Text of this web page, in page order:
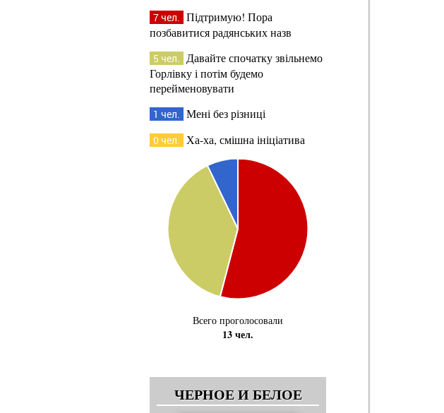
7 чел. Підтримую! Пора
позбавитися радянських назв
5 чел. Давайте спочатку звільнемо
Горлівку і потім будемо
перейменовувати
1 чел. Мені без різниці
0 чел. Ха-ха, смішна ініціатива
Всего проголосовали
13 чел.
ЧЕРНОЕ И БЕЛОЕ